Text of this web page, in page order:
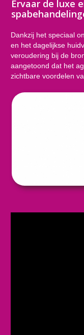
Ervaar de luxe
Dankzij het speciaal
en het dagelijkse
veroudering bij de
aangetoond dat het
zichtbare voordelen